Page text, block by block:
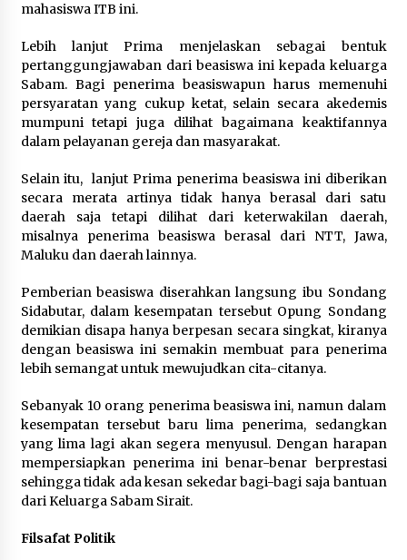
mahasiswa ITB ini.
Lebih lanjut Prima menjelaskan sebagai bentuk
pertanggungjawaban dari beasiswa ini kepada keluarga
Sabam. Bagi penerima beasiswapun harus memenuhi
persyaratan yang cukup ketat, selain secara akedemis
mumpuni tetapi juga dilihat bagaimana keaktifannya
dalam pelayanan gereja dan masyarakat.
Selain itu, lanjut Prima penerima beasiswa ini diberikan
secara merata artinya tidak hanya berasal dari satu
daerah saja tetapi dilihat dari keterwakilan daerah,
misalnya penerima beasiswa berasal dari NTT, Jawa,
Maluku dan daerah lainnya.
Pemberian beasiswa diserahkan langsung ibu Sondang
Sidabutar, dalam kesempatan tersebut Opung Sondang
demikian disapa hanya berpesan secara singkat, kiranya
dengan beasiswa ini semakin membuat para penerima
lebih semangat untuk mewujudkan cita-citanya.
Sebanyak 10 orang penerima beasiswa ini, namun dalam
kesempatan tersebut baru lima penerima, sedangkan
yang lima lagi akan segera menyusul. Dengan harapan
mempersiapkan penerima ini benar-benar berprestasi
sehingga tidak ada kesan sekedar bagi-bagi saja bantuan
dari Keluarga Sabam Sirait.
Filsafat Politik